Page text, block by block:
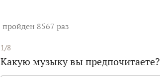
пройден 8567 раз
1/8
Какую музыку вы предпочитаете?